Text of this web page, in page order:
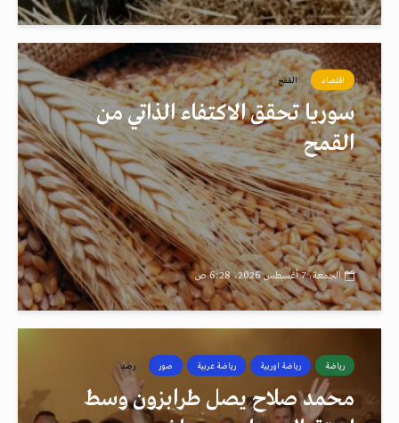
اقتصاد القمح
سوريا تحقق الاكتفاء الذاتي من
القمح
الجمعة، 7 أغسطس 2026، 6:28 ص
رياضة رياضة اوربية رياضة عربية صور رصد
محمد صلاح يصل طرابزون وسط